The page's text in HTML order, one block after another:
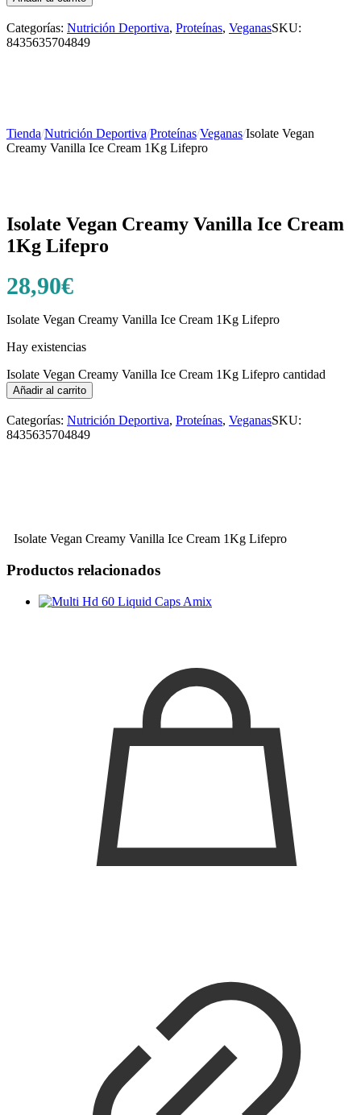
Categorías: Nutrición Deportiva, Proteínas, VeganasSKU:
8435635704849
Tienda/Nutrición Deportiva/Proteínas/Veganas/Isolate Vegan
Creamy Vanilla Ice Cream 1Kg Lifepro
Isolate Vegan Creamy Vanilla Ice Cream
1Kg Lifepro
28,90€
Isolate Vegan Creamy Vanilla Ice Cream 1Kg Lifepro
Hay existencias
Isolate Vegan Creamy Vanilla Ice Cream 1Kg Lifepro cantidad
Añadir al carrito
Categorías: Nutrición Deportiva, Proteínas, VeganasSKU:
8435635704849
Isolate Vegan Creamy Vanilla Ice Cream 1Kg Lifepro
Productos relacionados